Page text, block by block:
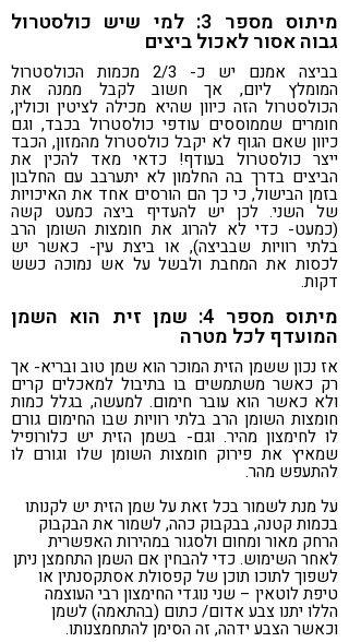
מיתוס מספר 3: למי שיש כולסטרול
גבוה אסור לאכול ביצים
בביצה אמנם יש כ- 2/3 מכמות הכולסטרול
המומלץ ליום, אך חשוב לקבל ממנה את
הכולסטרול הזה כיוון שהיא מכילה לציטין וכולין,
חומרים שממוססים עודפי כולסטרול בכבד, וגם
כיוון שאם הגוף לא יקבל כולסטרול מהמזון, הכבד
ייצר כולסטרול בעודף! כדאי מאד להכין את
הביצים בדרך בה החלמון לא יתערבב עם החלבון
בזמן הבישול, כי כך הם הורסים אחד את האיכויות
של השני. לכן יש להעדיף ביצה כמעט קשה
(כמעט- כדי לא להרוג את חומצות השומן הרב
בלתי רוויות שבביצה), או ביצת עין- כאשר יש
לכסות את המחבת ולבשל על אש נמוכה כשש
דקות.
מיתוס מספר 4: שמן זית הוא השמן
המועדף לכל מטרה
אז נכון ששמן הזית המוכר הוא שמן טוב ובריא- אך
רק כאשר משתמשים בו בתיבול למאכלים קרים
ולא כאשר הוא עובר חימום. למעשה, בגלל כמות
חומצות השומן הרב בלתי רוויות שבו החימום גורם
לו לחימצון מהיר. וגם- בשמן הזית יש כלורופיל
שמאיץ את פירוק חומצות השומן שלו וגורם לו
להתעפש מהר.
על מנת לשמור בכל זאת על שמן הזית יש לקנותו
בכמות קטנה, בבקבוק כהה, לשמור את הבקבוק
הרחק מאור ומחום ולסגור במהירות האפשרית
לאחר השימוש. כדי להבחין אם השמן התחמצן ניתן
לשפוך לתוכו תוכן של קפסולת אסתקסנתין או
טיפת לוטאין – שני נוגדי החימצון רבי העוצמה
הללו יתנו צבע אדום/ כתום (בהתאמה) לשמן
וכאשר הצבע ידהה, זה הסימן להתחמצנותו.